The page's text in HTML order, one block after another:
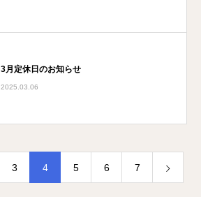
3月定休日のお知らせ
2025.03.06
3 4 5 6 7